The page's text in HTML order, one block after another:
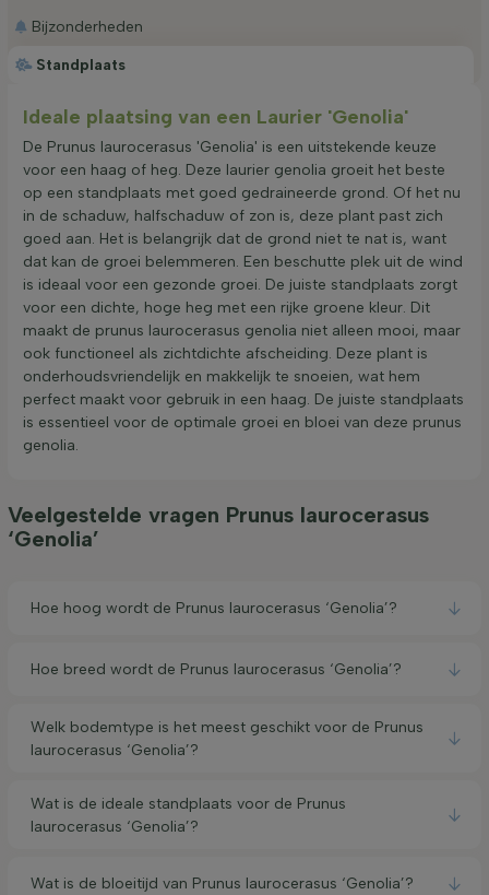
Standplaats
Bijzonderheden
Ideale plaatsing van een Laurier 'Genolia'
De Prunus laurocerasus 'Genolia' is een uitstekende keuze
voor een haag of heg. Deze laurier genolia groeit het beste
op een standplaats met goed gedraineerde grond. Of het nu
in de schaduw, halfschaduw of zon is, deze plant past zich
goed aan. Het is belangrijk dat de grond niet te nat is, want
dat kan de groei belemmeren. Een beschutte plek uit de wind
is ideaal voor een gezonde groei. De juiste standplaats zorgt
voor een dichte, hoge heg met een rijke groene kleur. Dit
maakt de prunus laurocerasus genolia niet alleen mooi, maar
ook functioneel als zichtdichte afscheiding. Deze plant is
onderhoudsvriendelijk en makkelijk te snoeien, wat hem
perfect maakt voor gebruik in een haag. De juiste standplaats
is essentieel voor de optimale groei en bloei van deze prunus
genolia.
Veelgestelde vragen Prunus laurocerasus
‘Genolia’
Hoe hoog wordt de Prunus laurocerasus ‘Genolia’?
Hoe breed wordt de Prunus laurocerasus ‘Genolia’?
Welk bodemtype is het meest geschikt voor de Prunus
laurocerasus ‘Genolia’?
Wat is de ideale standplaats voor de Prunus
laurocerasus ‘Genolia’?
Wat is de bloeitijd van Prunus laurocerasus ‘Genolia’?